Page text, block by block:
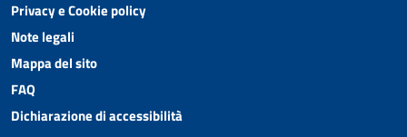
Privacy e Cookie policy
Note legali
Mappa del sito
FAQ
Dichiarazione di accessibilità